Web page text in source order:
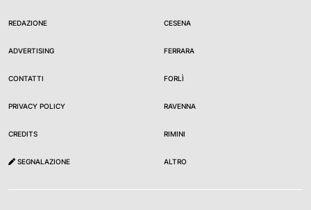
REDAZIONE
ADVERTISING
CONTATTI
PRIVACY POLICY
CREDITS
SEGNALAZIONE
CESENA
FERRARA
FORLÌ
RAVENNA
RIMINI
ALTRO